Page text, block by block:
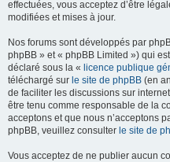
effectuées, vous acceptez d’être
modifiées et mises à jour.
Nos forums sont développés par
phpBB » et « phpBB Limited ») qui
déclaré sous la « licence publique
téléchargé sur le site de phpBB (en
de faciliter les discussions sur
être tenu comme responsable de la
acceptons et que nous n’acceptons
phpBB, veuillez consulter le site de
Vous acceptez de ne publier aucun